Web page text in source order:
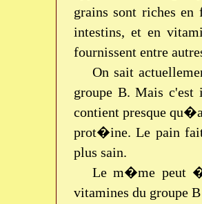
grains sont riches
intestins, et en
fournissent entre
On sait
groupe B. Mais
contient presque
prot�ine. Le pain fait
plus sain.
Le m�me peut
vitamines du groupe